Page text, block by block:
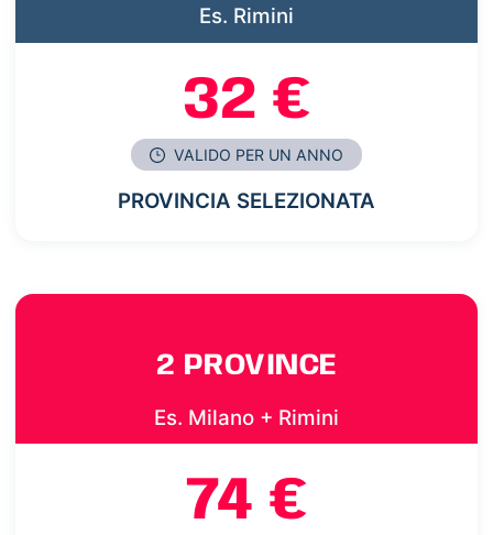
Es. Rimini
32 €
VALIDO PER UN ANNO
PROVINCIA SELEZIONATA
2 PROVINCE
Es. Milano + Rimini
74 €